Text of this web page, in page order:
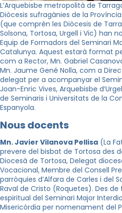
L’Arquebisbe metropolità de
Diòcesis sufragànies de la
(que comprèn les Diòcesis de
Solsona, Tortosa, Urgell i Vic) han
Equip de Formadors del Seminari
Catalunya. Aquest estarà format
com a Rector, Mn. Gabriel
Mn. Jaume Gené Nolla, com a
delegat per a acompanyar el
Joan-Enric Vives, Arquebisbe
de Seminaris i Universitats de la
Espanyola.
Nous docents
Mn. Javier Vilanova Pellisa (La
prevere del bisbat de Tortosa des
Diocesà de Tortosa, Delegat
Vocacional, Membre del Consell
parròquies d’Alfara de Carles i del
Raval de Cristo (Roquetes). Des
espiritual del Seminari Major
Misericòrdia per nomenament del